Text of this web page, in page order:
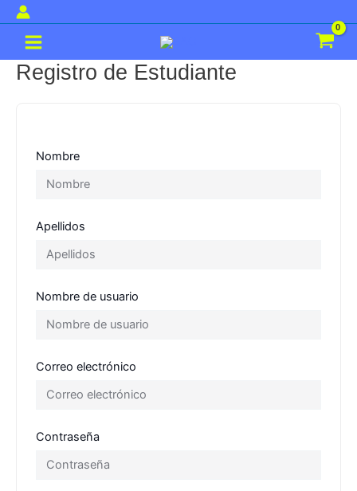
al
contenido
Main
Menu
Registro de Estudiante
Nombre
Apellidos
Nombre de usuario
Correo electrónico
Contraseña